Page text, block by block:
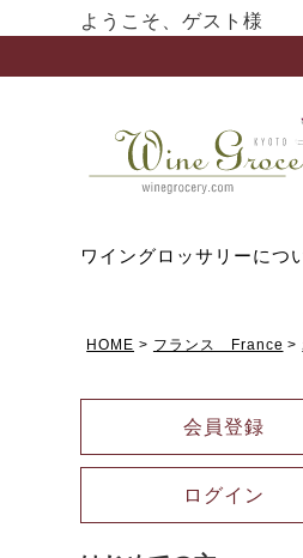
ようこそ、ゲスト様
ワイングロッサリーにつ
HOME フランス France
会員登録
ログイン